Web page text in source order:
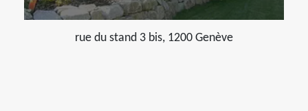
rue du stand 3 bis, 1200 Genève